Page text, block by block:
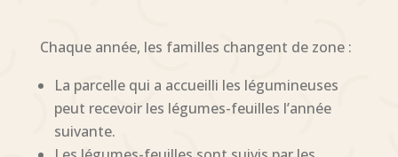
Chaque année, les familles changent de zone :
La parcelle qui a accueilli les légumineuses
peut recevoir les légumes-feuilles l’année
suivante.